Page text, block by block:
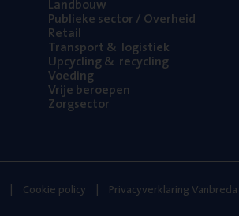
Publie­ke sec­tor / Overheid
Retail
Trans­port& logistiek
Upcy­cling& recycling
Voe­ding
Vrije beroe­pen
Zorg­sec­tor
Cookie policy Privacyverklaring Vanbreda